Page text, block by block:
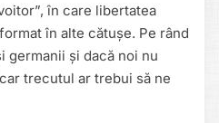
în care libertatea
în alte cătușe. Pe rând
germanii și dacă noi nu
trecutul ar trebui să ne